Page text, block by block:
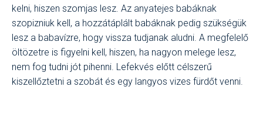
kelni, hiszen szomjas lesz. Az anyatejes babáknak
szopizniuk kell, a hozzátáplált babáknak pedig szükségük
lesz a babavízre, hogy vissza tudjanak aludni. A megfelelő
öltözetre is figyelni kell, hiszen, ha nagyon melege lesz,
nem fog tudni jót pihenni. Lefekvés előtt célszerű
kiszellőztetni a szobát és egy langyos vizes fürdőt venni.